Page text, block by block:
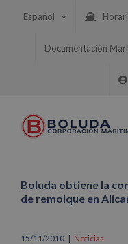
Español
Documentación
Boluda obtiene la
de remolque en
15/11/2010 | Noticias